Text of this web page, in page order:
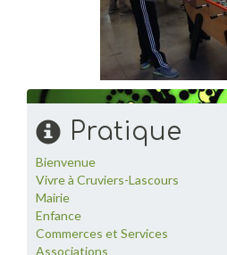
Pratique
Bienvenue
Vivre à Cruviers-Lascours
Mairie
Enfance
Commerces et Services
Associations